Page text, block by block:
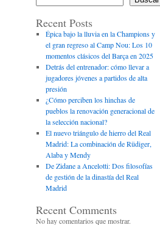
Recent Posts
Épica bajo la lluvia en la Champions y
el gran regreso al Camp Nou: Los 10
momentos clásicos del Barça en 2025
Detrás del entrenador: cómo llevar a
jugadores jóvenes a partidos de alta
presión
¿Cómo perciben los hinchas de
pueblos la renovación generacional de
la selección nacional?
El nuevo triángulo de hierro del Real
Madrid: La combinación de Rüdiger,
Alaba y Mendy
De Zidane a Ancelotti: Dos filosofías
de gestión de la dinastía del Real
Madrid
Recent Comments
No hay comentarios que mostrar.